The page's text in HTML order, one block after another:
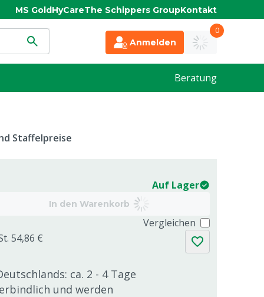
MS GoldHyCareThe Schippers GroupKontakt
Anmelden
0
Beratung
Auf Lager
In den Warenkorb
54,86 €
ca. 2 - 4 Tage
und werden
Vergleichen
Staffelpreise